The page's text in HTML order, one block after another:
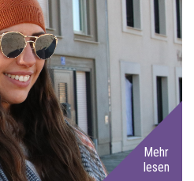
Mehr
lesen